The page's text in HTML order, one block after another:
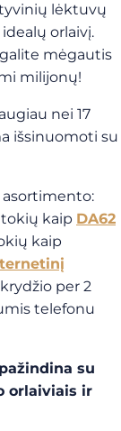
lėktuvų
orlaivį.
mėgautis
milijonų!
nei 17
išsinuomoti su
kaip DA62
kaip
per 2
telefonu
su
orlaiviais ir